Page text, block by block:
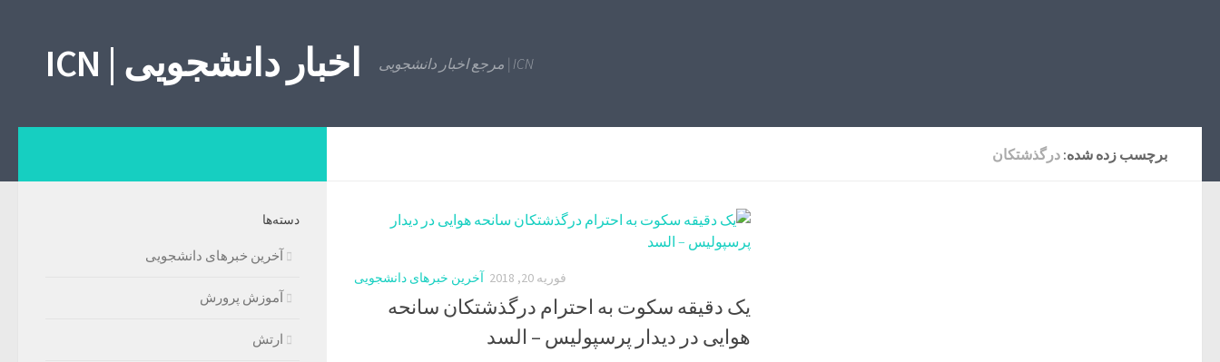
اخبار دانشجویی | ICN ICN | مرجع اخبار دانشجویی
برچسب زده شده: درگذشتکان
آخرین خبرهای دانشجویی فوریه 20, 2018
یک دقیقه سکوت به احترام درگذشتکان سانحه
هوایی در دیدار پرسپولیس – السد
دسته‌ها
آخرین خبرهای دانشجویی
آموزش پرورش
ارتش